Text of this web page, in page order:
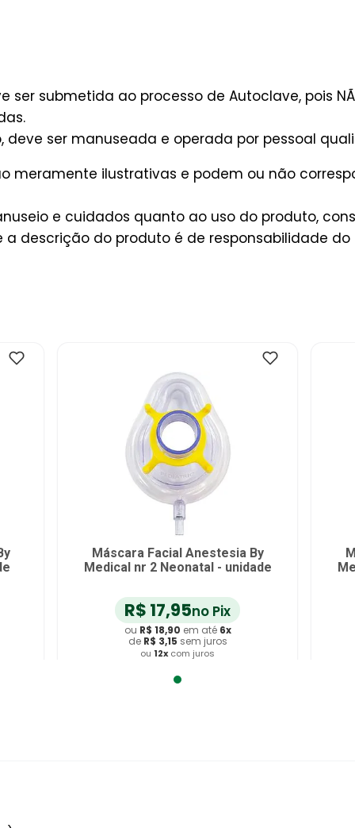
ser submetida ao processo de Autoclave, pois
ser manuseada e operada por pessoal
meramente ilustrativas e podem ou não
e cuidados quanto ao uso do produto,
descrição do produto é de responsabilidade
Máscara Facial Anestesia By
Medical nr 2 Neonatal - unidade
R$ 17,95no Pix
ou R$ 18,90 em até 6x
de R$ 3,15 sem juros
ou 12x com juros
Adicionar ao Carrinho